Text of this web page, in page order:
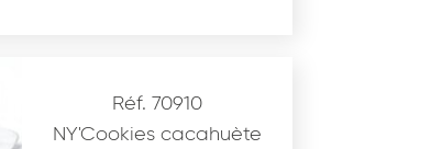
Réf. 70910
NY'Cookies cacahuète